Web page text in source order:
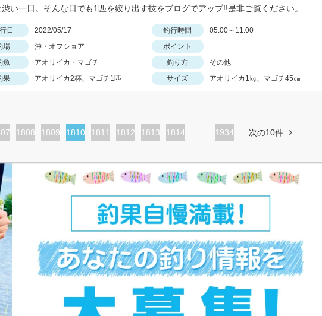
い一日。そんな日でも1匹を絞り出す技をブログでアップ!!是非ご覧ください。
日 2022/05/17 釣行時間
05:00～11:00
場
沖・オフショア
ポイント
魚
アオリイカ・マゴチ 釣り方
その他
果
アオリイカ2杯、マゴチ1匹 サイズ アオリイカ1㎏、マゴチ45㎝
ペ
1808
ペ
1809
カ
ト
ジ
1810
ペ
1811
ペ
1812
ペ
1813
ペ
1814 1934 次の10件